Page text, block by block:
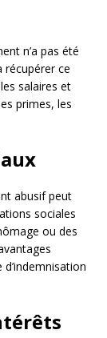
n’a pas été
récupérer ce
salaires et
primes, les
abusif peut
sociales
ou des